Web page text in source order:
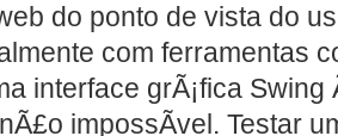
do ponto de vista do
com ferramentas
interface grÃ¡fica
impossÃ­vel. Testar